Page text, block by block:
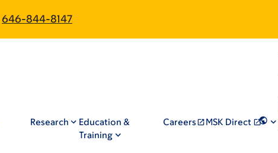
646-844-8147
Research
Education &
Training
Careers MSK Direct